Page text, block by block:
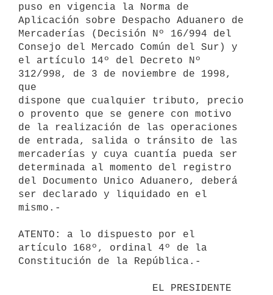
puso en vigencia la Norma de
Aplicación sobre Despacho Aduanero de
Mercaderías (Decisión Nº 16/994 del
Consejo del Mercado Común del Sur) y
el artículo 14º del Decreto Nº
312/998, de 3 de noviembre de 1998,
que
dispone que cualquier tributo, precio
o provento que se genere con motivo
de la realización de las operaciones
de entrada, salida o tránsito de las
mercaderías y cuya cuantía pueda ser
determinada al momento del registro
del Documento Unico Aduanero, deberá
ser declarado y liquidado en el
mismo.-
ATENTO: a lo dispuesto por el
artículo 168º, ordinal 4º de la
Constitución de la República.-